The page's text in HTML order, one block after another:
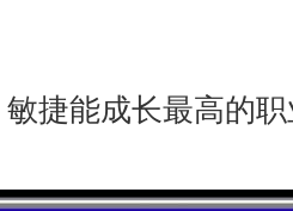
敏捷能成长最高的